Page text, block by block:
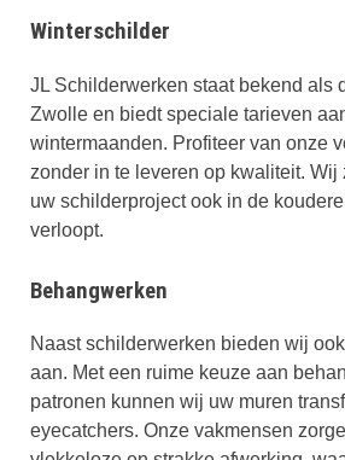
Winterschilder
JL Schilderwerken staat bekend als
Zwolle en biedt speciale tarieven
wintermaanden. Profiteer van onze
zonder in te leveren op kwaliteit. Wij
uw schilderproject ook in de
verloopt.
Behangwerken
Naast schilderwerken bieden wij
aan. Met een ruime keuze aan
patronen kunnen wij uw muren
eyecatchers. Onze vakmensen